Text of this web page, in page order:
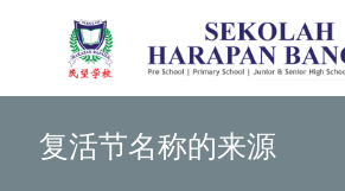
复活节名称的来源